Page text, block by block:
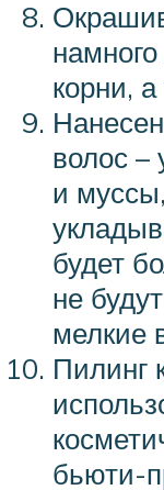
корни,
волос –
и
будет
не
мелкие
Пилинг
бьюти-